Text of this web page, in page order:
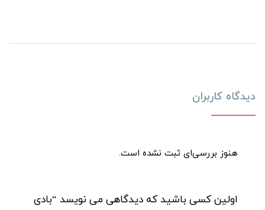
دیدگاه کاربران
هنوز بررسی‌ای ثبت نشده است.
اولین کسی باشید که دیدگاهی می نویسد “بادی